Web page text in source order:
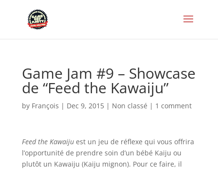
Game Jam #9 – Showcase
de “Feed the Kawaiju”
by François | Dec 9, 2015| Non classé | 1 comment
Feed the Kawaijuest un jeu de réflexe qui vous offrira
l’opportunité de prendre soin d’un bébé Kaiju ou
plutôt un Kawaiju (Kaiju mignon). Pour ce faire, il